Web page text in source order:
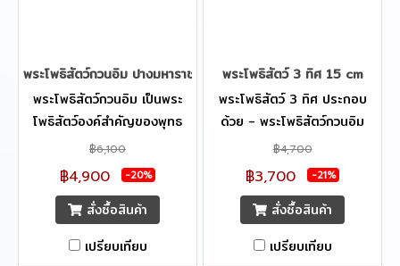
พระโพธิสัตว์กวนอิม ปางมหาราชลีลา 20 cm.
พระโพธิสัตว์กวนอิม เป็นพระ
โพธิสัตว์องค์สำคัญของพุทธ
ศาสนามหายาน และมีผู้เลื่อมใส
ศรัทธาในพระโพธิสัตว์องค์นี้
มากมายทั่วโลก ด้วยทรงมี
เมตตาอเนกอนันต์ประการ ทรง
ทุกข์ได้ยาก ด้วยเชื่อกันว่าด้วย
฿6,100
฿4,900 -20%
สั่งซื้อสินค้า
เปรียบเทียบ
พระโพธิสัตว์ 3 ทิศ 15 cm
พระโพธิสัตว์ 3 ทิศ ประกอบ
ด้วย - พระโพธิสัตว์กวนอิม
(เจ้าแม่กวนอิม) - พระอมิตา
ภพุทธะ (พระยูไล) - พระกษิติ
ครรภ์โพธิสัตว์ ความเป็นมงคล :
ในทางเมตตา แคล้วคลาด
สมหวังดังประการ สติปัญญา
฿4,700
฿3,700 -21%
สั่งซื้อสินค้า
เปรียบเทียบ